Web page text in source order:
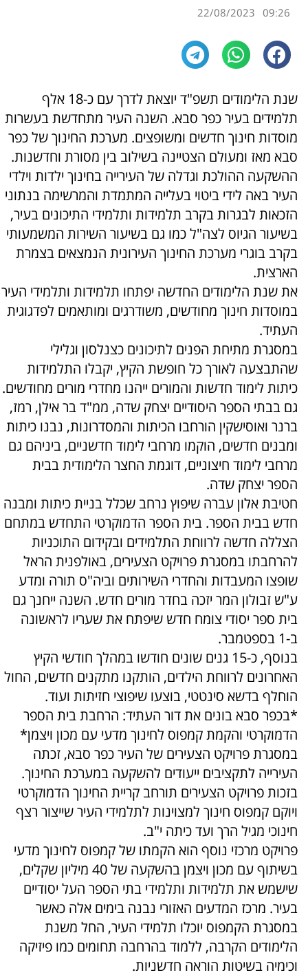
09:26
22/08/2023
שנת הלימודים תשפ"ד יוצאת לדרך עם כ-18 אלף
תלמידים בעיר כפר סבא. השנה העיר מתחדשת בעשרות
מוסדות חינוך חדשים ומשופצים. מערכת החינוך של כפר
סבא מאז ומעולם הצטיינה בשילוב בין מסורת וחדשנות.
ההשקעה ההולכת וגדלה של העירייה בחינוך ילדות וילדי
העיר באה לידי ביטוי בעלייה המתמדת והמרשימה בנתוני
הזכאות לבגרות בקרב תלמידות ותלמידי התיכונים בעיר,
בשיעור הגיוס לצה"ל כמו גם בשיעור השירות המשמעותי
בקרב בוגרי מערכת החינוך העירונית הנמצאים בצמרת
הארצית.
את שנת הלימודים החדשה יפתחו תלמידות ותלמידי העיר
במוסדות חינוך מחודשים, משודרגים ומותאמים לפדגוגית
העתיד.
במסגרת מתיחת הפנים לתיכונים כצנלסון וגלילי
שהתבצעה לאורך כל חופשת הקיץ, יקבלו התלמידות
כיתות לימוד חדשות והמורים ייהנו מחדרי מורים מחודשים.
גם בבתי הספר היסודיים יצחק שדה, ממ"ד בר אילן, רמז,
ברנר ואוסישקין הורחבו הכיתות והמסדרונות, נבנו כיתות
ומבנים חדשים, הוקמו מרחבי לימוד חדשניים, ביניהם גם
מרחבי לימוד חיצוניים, דוגמת החצר הלימודית בבית
הספר יצחק שדה.
חטיבת אלון עברה שיפוץ נרחב שכלל בניית כיתות ומבנה
חדש בבית הספר. בית הספר הדמוקרטי התחדש במתחם
הצללה חדשה לרווחת התלמידים ובקידום התוכניות
להרחבתו במסגרת פרויקט הצעירים, באולפנית הראל
שופצו המעבדות והחדרי השירותים וביה"ס תורה ומדע
ע"ש זבולון המר יזכה בחדר מורים חדש. השנה ייחנך גם
בית ספר יסודי צומח חדש שיפתח את שעריו לראשונה
ב-1 בספטמבר.
בנוסף, כ-15 גנים שונים חודשו במהלך חודשי הקיץ
האחרונים לרווחת הילדים, הותקנו מתקנים חדשים, החול
הוחלף בדשא סינטטי, בוצעו שיפוצי חזיתות ועוד.
*בכפר סבא בונים את דור העתיד: הרחבת בית הספר
הדמוקרטי והקמת קמפוס לחינוך מדעי עם מכון ויצמן*
במסגרת פרויקט הצעירים של העיר כפר סבא, זכתה
העירייה לתקציבים ייעודים להשקעה במערכת החינוך.
בזכות פרויקט הצעירים תורחב קריית החינוך הדמוקרטי
ויוקם קמפוס חינוך למצוינות לתלמידי העיר שייצור רצף
חינוכי מגיל הרך ועד כיתה י"ב.
פרויקט מרכזי נוסף הוא הקמתו של קמפוס לחינוך מדעי
בשיתוף עם מכון ויצמן בהשקעה של 40 מיליון שקלים,
שישמש את תלמידות ותלמידי בתי הספר העל יסודיים
בעיר. מרכז המדעים האזורי נבנה בימים אלה כאשר
במסגרת הקמפוס יוכלו תלמידי העיר, החל משנת
הלימודים הקרבה, ללמוד בהרחבה תחומים כמו פיזיקה
וכימיה בשיטות הוראה חדשניות.